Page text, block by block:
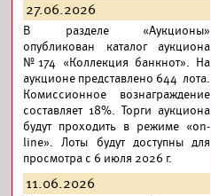
27.06.2026
В разделе «Аукционы»
опубликован каталог аукциона
№174 «Коллекция банкнот». На
аукционе представлено 644 лота.
Комиссионное вознаграждение
составляет 18%. Торги аукциона
будут проходить в режиме «on-
line». Лоты будут доступны для
просмотра с 6 июля 2026 г.
11.06.2026